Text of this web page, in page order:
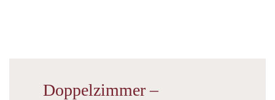
Doppelzimmer –